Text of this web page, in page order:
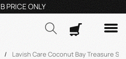
23210 59995 Δευ- Πα
/ Lavish Care Coconut Bay Treasure